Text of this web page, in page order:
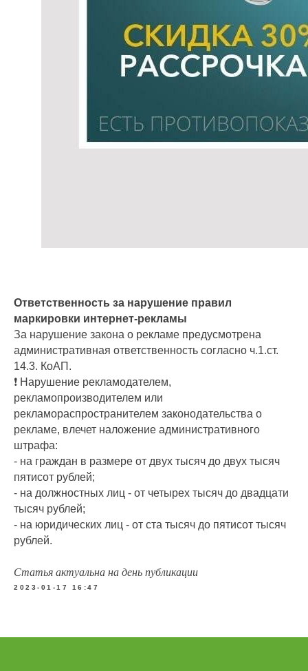
Ответственность за нарушение правил
маркировки интернет-рекламы
За нарушение закона о рекламе предусмотрена
административная ответственность согласно ч.1.ст.
14.3. КоАП.
❗ Нарушение рекламодателем,
рекламопроизводителем или
рекламораспространителем законодательства о
рекламе, влечет наложение административного
штрафа:
- на граждан в размере от двух тысяч до двух тысяч
пятисот рублей;
- на должностных лиц - от четырех тысяч до двадцати
тысяч рублей;
- на юридических лиц - от ста тысяч до пятисот тысяч
рублей.
Статья актуальна на день публикации
2023-01-17 16:47